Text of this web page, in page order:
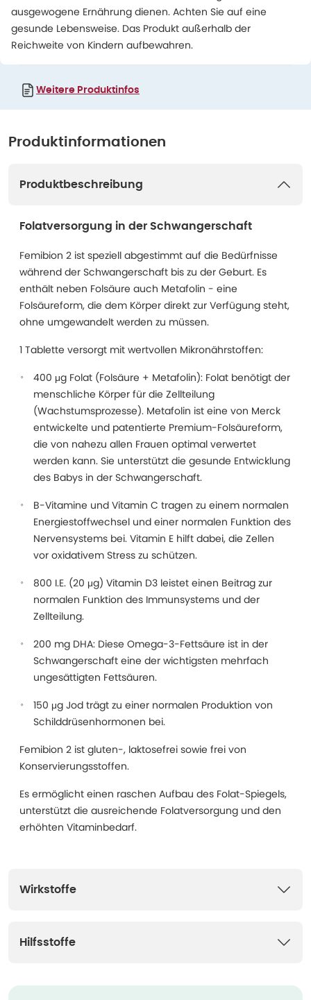
ausgewogene Ernährung dienen. Achten Sie auf eine
gesunde Lebensweise. Das Produkt außerhalb der
Reichweite von Kindern aufbewahren.
Weitere Produktinfos
Produktinformationen
Produktbeschreibung
Folatversorgung in der Schwangerschaft
Femibion 2 ist speziell abgestimmt auf die Bedürfnisse
während der Schwangerschaft bis zu der Geburt. Es
enthält neben Folsäure auch Metafolin - eine
Folsäureform, die dem Körper direkt zur Verfügung steht,
ohne umgewandelt werden zu müssen.
1 Tablette versorgt mit wertvollen Mikronährstoffen:
400 μg Folat (Folsäure + Metafolin): Folat benötigt der
menschliche Körper für die Zellteilung
(Wachstumsprozesse). Metafolin ist eine von Merck
entwickelte und patentierte Premium-Folsäureform,
die von nahezu allen Frauen optimal verwertet
werden kann. Sie unterstützt die gesunde Entwicklung
des Babys in der Schwangerschaft.
B-Vitamine und Vitamin C tragen zu einem normalen
Energiestoffwechsel und einer normalen Funktion des
Nervensystems bei. Vitamin E hilft dabei, die Zellen
vor oxidativem Stress zu schützen.
800 I.E. (20 μg) Vitamin D3 leistet einen Beitrag zur
normalen Funktion des Immunsystems und der
Zellteilung.
200 mg DHA: Diese Omega-3-Fettsäure ist in der
Schwangerschaft eine der wichtigsten mehrfach
ungesättigten Fettsäuren.
150 μg Jod trägt zu einer normalen Produktion von
Schilddrüsenhormonen bei.
Femibion 2 ist gluten-, laktosefrei sowie frei von
Konservierungsstoffen.
Es ermöglicht einen raschen Aufbau des Folat-Spiegels,
unterstützt die ausreichende Folatversorgung und den
erhöhten Vitaminbedarf.
Wirkstoffe
Hilfsstoffe